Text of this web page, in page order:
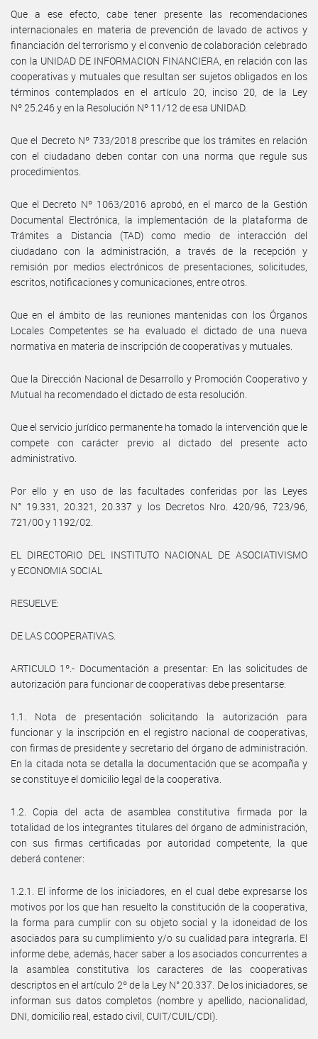
Que a ese efecto, cabe tener presente las recomendaciones
internacionales en materia de prevención de lavado de activos y
financiación del terrorismo y el convenio de colaboración celebrado
con la UNIDAD DE INFORMACION FINANCIERA, en relación con las
cooperativas y mutuales que resultan ser sujetos obligados en los
términos contemplados en el artículo 20, inciso 20, de la Ley
Nº 25.246 y en la Resolución Nº 11/12 de esa UNIDAD.
Que el Decreto Nº 733/2018 prescribe que los trámites en relación
con el ciudadano deben contar con una norma que regule sus
procedimientos.
Que el Decreto Nº 1063/2016 aprobó, en el marco de la Gestión
Documental Electrónica, la implementación de la plataforma de
Trámites a Distancia (TAD) como medio de interacción del
ciudadano con la administración, a través de la recepción y
remisión por medios electrónicos de presentaciones, solicitudes,
escritos, notificaciones y comunicaciones, entre otros.
Que en el ámbito de las reuniones mantenidas con los Órganos
Locales Competentes se ha evaluado el dictado de una nueva
normativa en materia de inscripción de cooperativas y mutuales.
Que la Dirección Nacional de Desarrollo y Promoción Cooperativo y
Mutual ha recomendado el dictado de esta resolución.
Que el servicio jurídico permanente ha tomado la intervención que le
compete con carácter previo al dictado del presente acto
administrativo.
Por ello y en uso de las facultades conferidas por las Leyes
N° 19.331, 20.321, 20.337 y los Decretos Nro. 420/96, 723/96,
721/00 y 1192/02.
EL DIRECTORIO DEL INSTITUTO NACIONAL DE ASOCIATIVISMO
y ECONOMIA SOCIAL
RESUELVE:
DE LAS COOPERATIVAS.
ARTICULO 1º.- Documentación a presentar: En las solicitudes de
autorización para funcionar de cooperativas debe presentarse:
1.1. Nota de presentación solicitando la autorización para
funcionar y la inscripción en el registro nacional de cooperativas,
con firmas de presidente y secretario del órgano de administración.
En la citada nota se detalla la documentación que se acompaña y
se constituye el domicilio legal de la cooperativa.
1.2. Copia del acta de asamblea constitutiva firmada por la
totalidad de los integrantes titulares del órgano de administración,
con sus firmas certificadas por autoridad competente, la que
deberá contener:
1.2.1. El informe de los iniciadores, en el cual debe expresarse los
motivos por los que han resuelto la constitución de la cooperativa,
la forma para cumplir con su objeto social y la idoneidad de los
asociados para su cumplimiento y/o su cualidad para integrarla. El
informe debe, además, hacer saber a los asociados concurrentes a
la asamblea constitutiva los caracteres de las cooperativas
descriptos en el artículo 2º de la Ley N° 20.337. De los iniciadores, se
informan sus datos completos (nombre y apellido, nacionalidad,
DNI, domicilio real, estado civil, CUIT/CUIL/CDI).